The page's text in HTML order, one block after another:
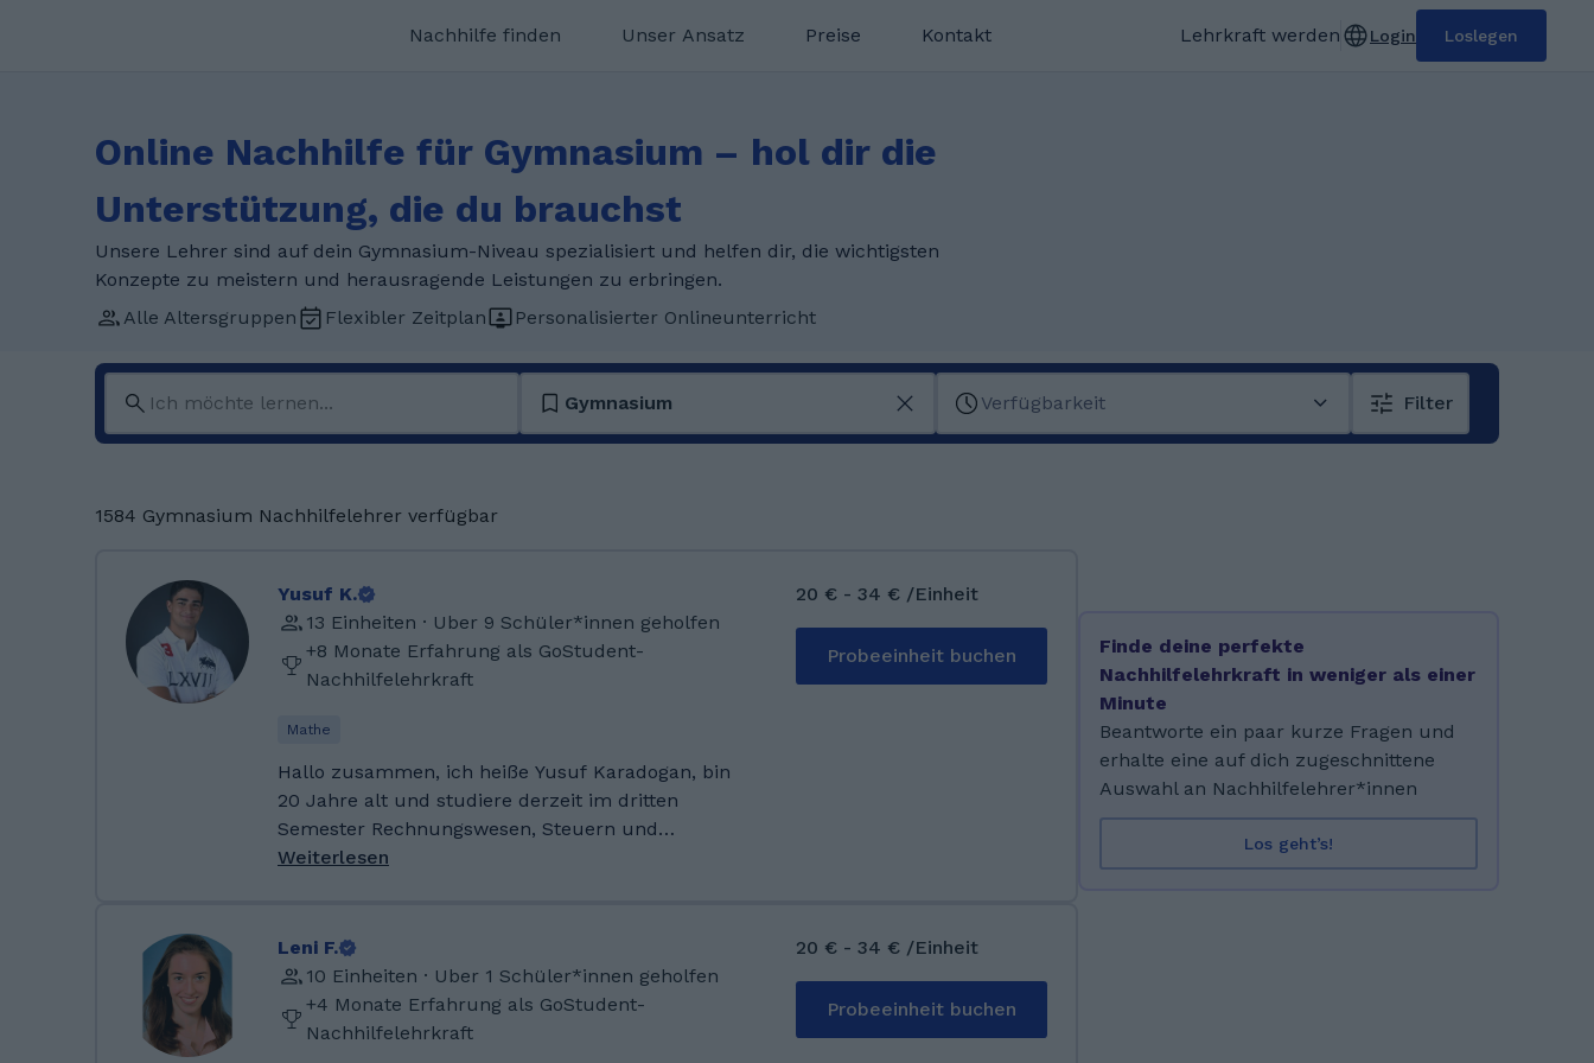
Nachhilfe finden Unser Ansatz Preise Kontakt Lehrkraft werden Login Loslegen
Online Nachhilfe für Gymnasium – hol dir die
Unterstützung, die du brauchst
Unsere Lehrer sind auf dein Gymnasium-Niveau spezialisiert und helfen dir, die wichtigsten
Konzepte zu meistern und herausragende Leistungen zu erbringen.
Alle Altersgruppen
Flexibler Zeitplan Personalisierter Onlineunterricht
Gymnasium Verfügbarkeit Filter
1584 Gymnasium Nachhilfelehrer verfügbar
Yusuf K.
13 Einheiten · Uber 9 Schüler*innen geholfen
+8 Monate Erfahrung als GoStudent-
Nachhilfelehrkraft
Mathe
Hallo zusammen, ich heiße Yusuf Karadogan, bin
20 Jahre alt und studiere derzeit im dritten
Semester Rechnungswesen, Steuern und
Wirtschaftsrecht an der DHBW Stuttgart. Mein
Leistungsfächern Wirtschaft, Mathematik und
Physik abgeschlossen. In meiner Freizeit gehe ich
regelmäßig ins Fitnessstudio und spiele gerne mit
Freunden Fußball. Ich habe 2024 mein Abitur am
Weiterlesen
20 € - 34 € /Einheit
Probeeinheit buchen
Leni F.
10 Einheiten · Uber 1 Schüler*innen geholfen
+4 Monate Erfahrung als GoStudent-
Nachhilfelehrkraft
20 € - 34 € /Einheit
Probeeinheit buchen
Finde deine perfekte
Nachhilfelehrkraft in weniger als einer
Minute
Beantworte ein paar kurze Fragen und
erhalte eine auf dich zugeschnittene
Auswahl an Nachhilfelehrer*innen
Los geht’s!